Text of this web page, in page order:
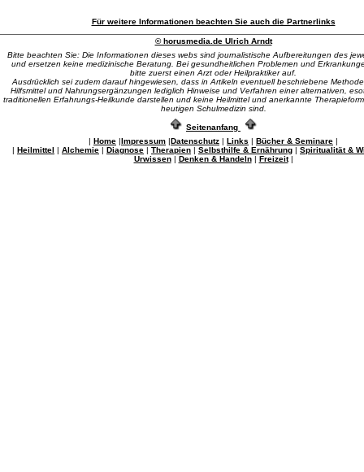
Für weitere Informationen beachten Sie auch die Partnerlinks
© horusmedia.de Ulrich Arndt
Bitte beachten Sie: Die Informationen dieses webs sind journalistische Aufbereitungen des
und ersetzen keine medizinische Beratung. Bei gesundheitlichen Problemen und
bitte zuerst einen Arzt oder Heilpraktiker auf.
Ausdrücklich sei zudem darauf hingewiesen, dass in Artikeln eventuell beschriebene
Hilfsmittel und Nahrungsergänzungen lediglich Hinweise und Verfahren einer alternativen,
traditionellen Erfahrungs-Heilkunde darstellen und keine Heilmittel und anerkannte
heutigen Schulmedizin sind.
Seitenanfang
| Home |Impressum |Datenschutz | Links | Bücher & Seminare |
| Heilmittel | Alchemie | Diagnose | Therapien | Selbsthilfe & Ernährung | Spiritualität &
Urwissen| Denken & Handeln| Freizeit|